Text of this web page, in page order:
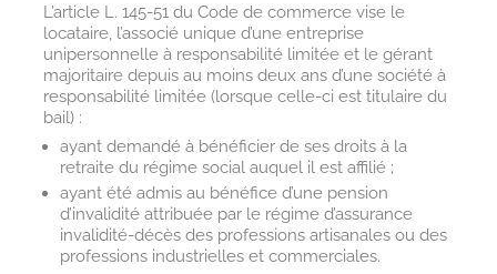
L’article L. 145-51 du Code de commerce vise le
locataire, l’associé unique d’une entreprise
unipersonnelle à responsabilité limitée et le gérant
majoritaire depuis au moins deux ans d’une société à
responsabilité limitée (lorsque celle-ci est titulaire du
bail) :
ayant demandé à bénéficier de ses droits à la
retraite du régime social auquel il est affilié ;
ayant été admis au bénéfice d’une pension
d’invalidité attribuée par le régime d’assurance
invalidité-décès des professions artisanales ou des
professions industrielles et commerciales.